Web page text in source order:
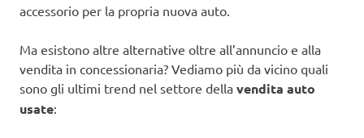
accessorio per la propria nuova auto.
Ma esistono altre alternative oltre all’annuncio e alla
vendita in concessionaria? Vediamo più da vicino quali
sono gli ultimi trend nel settore della vendita auto
usate: